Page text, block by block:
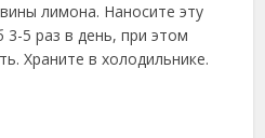
лимона. Наносите эту
3-5 раз в день, при этом
Храните в холодильнике.